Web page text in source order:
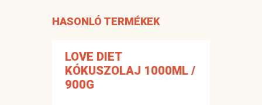
HASONLÓ TERMÉKEK
LOVE DIET
KÓKUSZOLAJ 1000ML /
900G